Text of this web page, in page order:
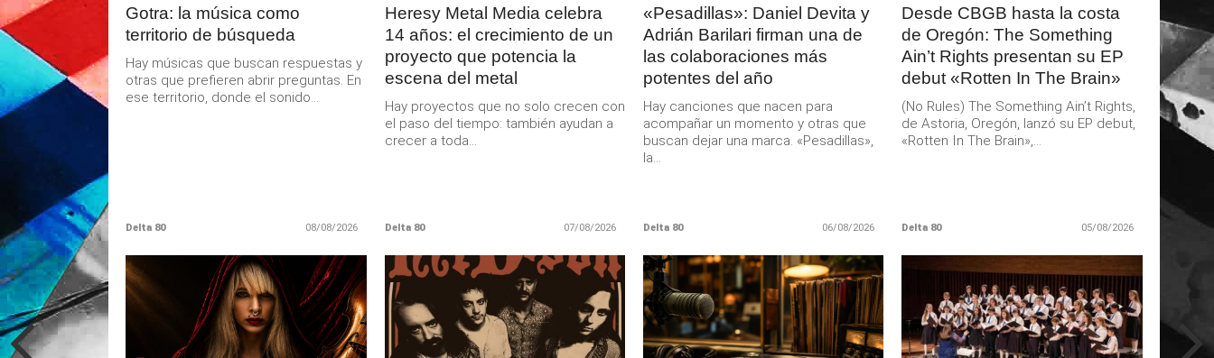
Gotra: la música como
territorio de búsqueda
Hay músicas que buscan respuestas y
otras que prefieren abrir preguntas. En
ese territorio, donde el sonido...
Delta 80 08/08/2026
Heresy Metal Media celebra
14 años: el crecimiento de un
proyecto que potencia la
escena del metal
Hay proyectos que no solo crecen con
el paso del tiempo: también ayudan a
crecer a toda...
Delta 80 07/08/2026
«Pesadillas»: Daniel Devita y
Adrián Barilari firman una de
las colaboraciones más
potentes del año
Hay canciones que nacen para
acompañar un momento y otras que
buscan dejar una marca. «Pesadillas»,
la...
Delta 80 06/08/2026
Desde CBGB hasta la costa
de Oregón: The Something
Ain’t Rights presentan su EP
debut «Rotten In The Brain»
(No Rules) The Something Ain’t Rights,
de Astoria, Oregón, lanzó su EP debut,
«Rotten In The Brain»,...
Delta 80 05/08/2026
LEER
MAS
LEER
MAS
LEER
MAS
LEER
MAS